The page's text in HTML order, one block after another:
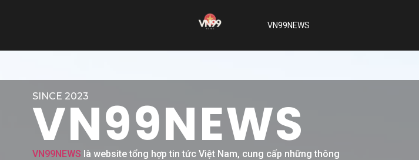
VN99NEWS
SINCE 2023
VN99NEWS
VN99NEWS là website tổng hợp tin tức Việt Nam, cung cấp những thông